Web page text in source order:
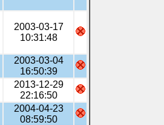
2003-03-17
10:31:48
2003-03-04
16:50:39
2013-12-29
22:16:50
2004-04-23
08:59:50